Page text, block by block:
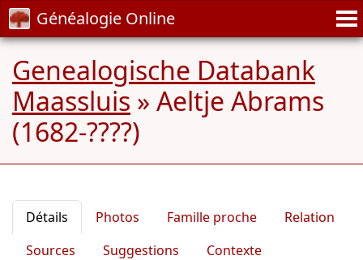
Généalogie Online
Genealogische Databank
Maassluis » Aeltje Abrams
(1682-????)
Détails Photos Famille proche
Relation
Sources
Suggestions Contexte